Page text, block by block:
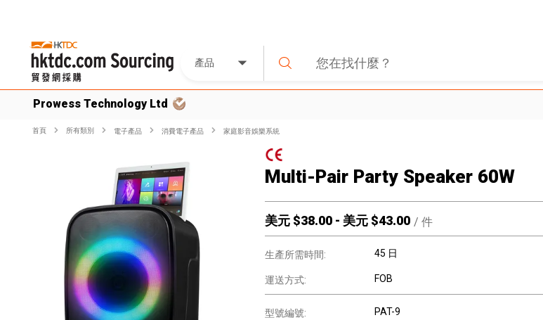
產品
Prowess Technology Ltd
首頁 所有類別 電子產品 消費電子產品 家庭影音娛樂系統
Multi-Pair Party Speaker 60W
美元 $38.00 - 美元 $43.00 / 件
生產所需時間: 45 日
運送方式: FOB
型號編號: PAT-9